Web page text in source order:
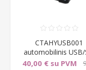
CTAHYUSB001
automobilinis USB/
adapteris Hyundai
40,00 € su PVM